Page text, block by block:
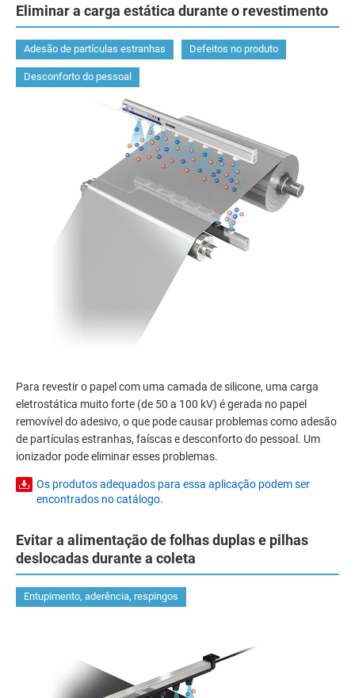
Eliminar a carga estática durante o revestimento
Adesão de partículas estranhas Defeitos no produto
Desconforto do pessoal
Para revestir o papel com uma camada de silicone, uma carga
eletrostática muito forte (de 50 a 100 kV) é gerada no papel
removível do adesivo, o que pode causar problemas como adesão
de partículas estranhas, faíscas e desconforto do pessoal. Um
ionizador pode eliminar esses problemas.
Os produtos adequados para essa aplicação podem ser
encontrados no catálogo.
Evitar a alimentação de folhas duplas e pilhas
deslocadas durante a coleta
Entupimento, aderência, respingos